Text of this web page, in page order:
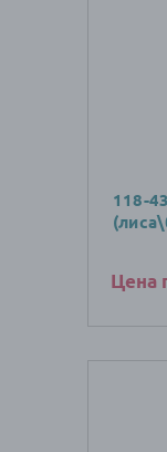
118-
Цена